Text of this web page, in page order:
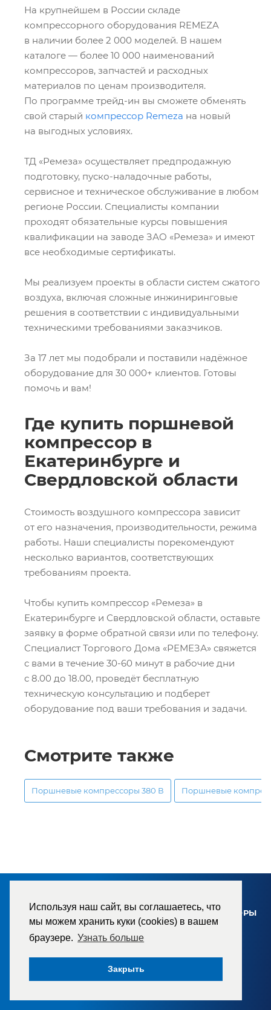
Используя наш сайт, вы соглашаетесь, что
мы можем хранить куки (cookies) в вашем
браузере. Узнать больше
Закрыть
На крупнейшем в России складе
компрессорного оборудования REMEZA
в наличии более 2 000 моделей. В нашем
каталоге — более 10 000 наименований
компрессоров, запчастей и расходных
материалов по ценам производителя.
По программе трейд-ин вы сможете обменять
свой старый компрессор Remeza на новый
на выгодных условиях.
ТД «Ремеза» осуществляет предпродажную
подготовку, пуско-наладочные работы,
сервисное и техническое обслуживание в любом
регионе России. Специалисты компании
проходят обязательные курсы повышения
квалификации на заводе ЗАО «Ремеза» и имеют
все необходимые сертификаты.
Мы реализуем проекты в области систем сжатого
воздуха, включая сложные инжиниринговые
решения в соответствии с индивидуальными
техническими требованиями заказчиков.
За 17 лет мы подобрали и поставили надёжное
оборудование для 30 000+ клиентов. Готовы
помочь и вам!
Где купить поршневой
компрессор в
Екатеринбурге и
Свердловской области
Стоимость воздушного компрессора зависит
от его назначения, производительности, режима
работы. Наши специалисты порекомендуют
несколько вариантов, соответствующих
требованиям проекта.
Чтобы купить компрессор «Ремеза» в
Екатеринбурге и Свердловской области, оставьте
заявку в форме обратной связи или по телефону.
Специалист Торгового Дома «РЕМЕЗА» свяжется
с вами в течение 30-60 минут в рабочие дни
с 8.00 до 18.00, проведёт бесплатную
техническую консультацию и подберет
оборудование под ваши требования и задачи.
Смотрите также
Поршневые компрессоры 380 В Поршневые
ВИНТОВЫЕ МАСЛОЗАПОЛНЕННЫЕ КОМПРЕССОРЫ
АКЦИИ
УСЛУГИ